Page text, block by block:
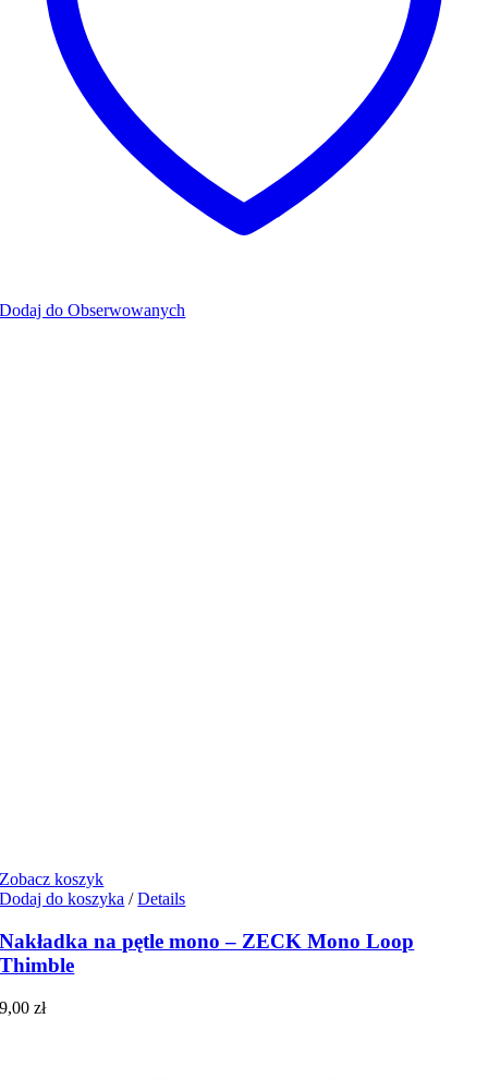
Dodaj do Obserwowanych
Zobacz koszyk
Dodaj do koszyka / Details
Nakładka na pętle mono – ZECK Mono Loop
Thimble
9,00zł